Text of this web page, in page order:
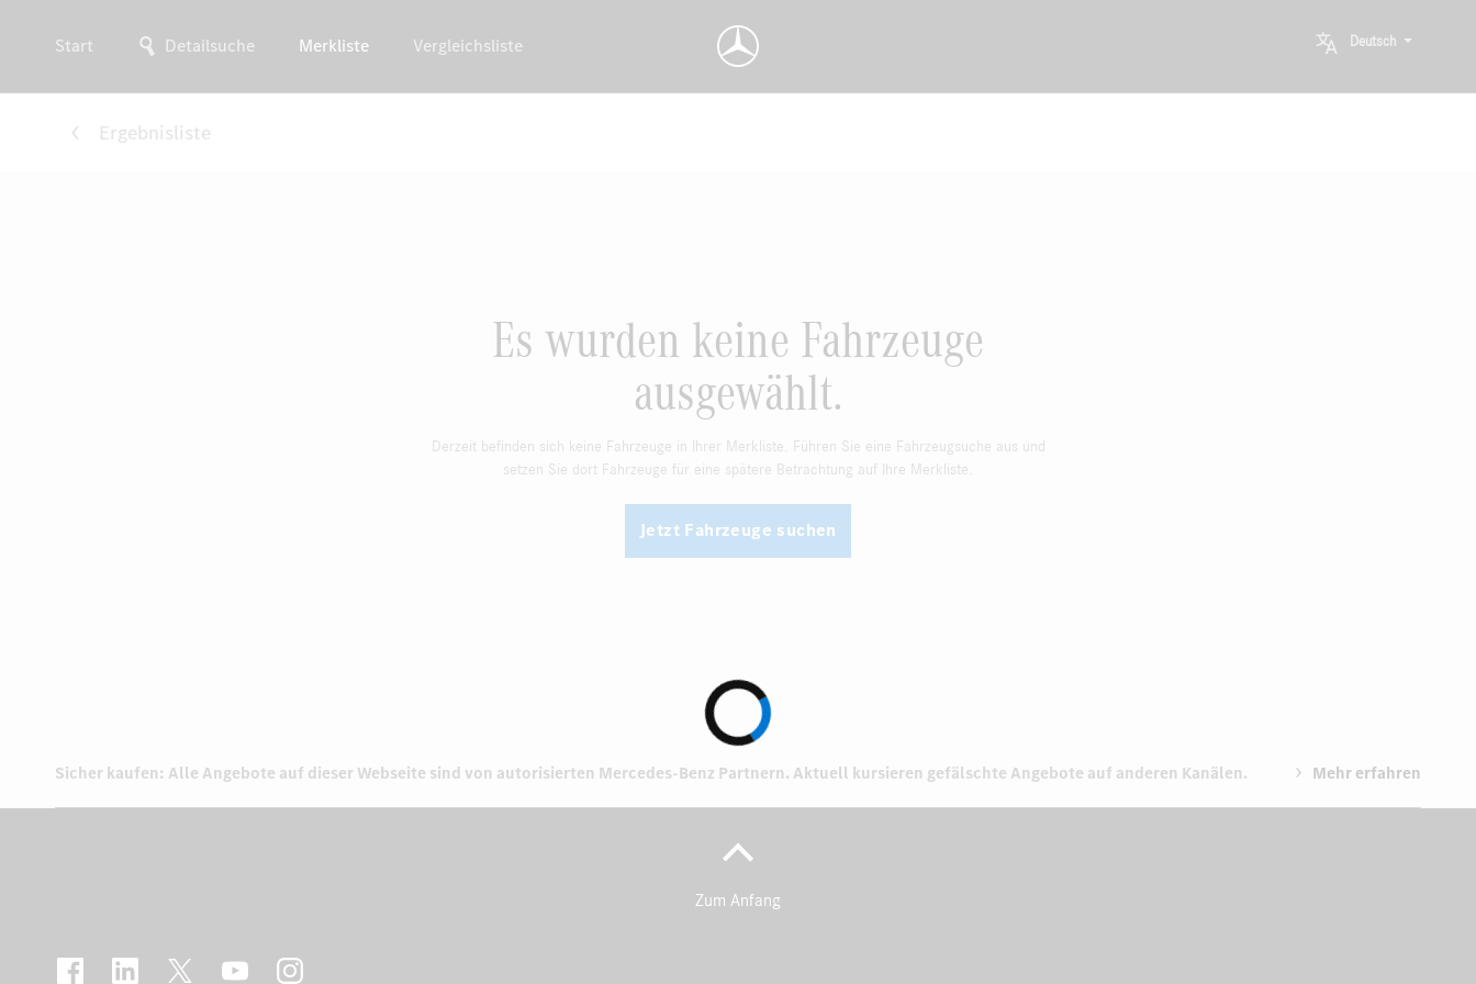
Start Detailsuche Merkliste Vergleichsliste Deutsch
Ergebnisliste
Es wurden keine Fahrzeuge
ausgewählt.
Derzeit befinden sich keine Fahrzeuge in Ihrer Merkliste. Führen Sie eine Fahrzeugsuche aus und
setzen Sie dort Fahrzeuge für eine spätere Betrachtung auf Ihre Merkliste.
Jetzt Fahrzeuge suchen
Sicher kaufen: Alle Angebote auf dieser Webseite sind von autorisierten Mercedes-Benz Partnern. Aktuell kursieren gefälschte Angebote auf anderen Kanälen. Mehr erfahren
Zum Anfang